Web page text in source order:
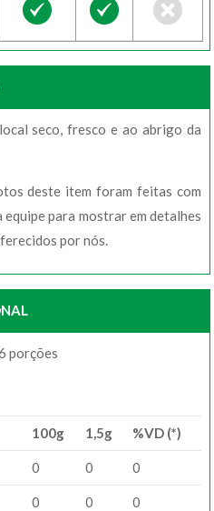
seco, fresco e ao abrigo da
deste item foram feitas com
para mostrar em detalhes
por nós.
porções
100g 1,5g %VD (*)
0 0 0
0 0 0